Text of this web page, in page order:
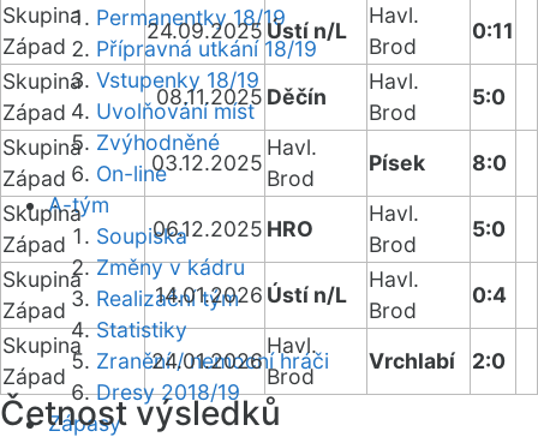
Permanentky 18/19
Přípravná utkání 18/19
Vstupenky 18/19
Uvolňování míst
Zvýhodněné
On-line
A-tým
Soupiska
Změny v kádru
Realizační tým
Statistiky
Zranění / nemocní hráči
Dresy 2018/19
Zápasy
Skupina
Západ
24.09.2025 Ústí n/L
Havl.
Brod
0:11
Skupina
Západ
08.11.2025 Děčín
Havl.
Brod
5:0
Skupina
Západ
03.12.2025
Havl.
Brod
Písek
8:0
Skupina
Západ
06.12.2025 HRO
Havl.
Brod
5:0
Skupina
Západ
14.01.2026 Ústí n/L
Havl.
Brod
0:4
Skupina
Západ
24.01.2026
Havl.
Brod
Vrchlabí 2:0
Četnost výsledků